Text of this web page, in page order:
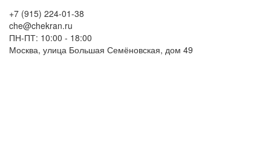
+7 (915) 224-01-38
che@chekran.ru
ПН-ПТ: 10:00 - 18:00
Москва, улица Большая Семёновская, дом 49